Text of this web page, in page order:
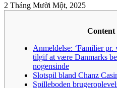
2 Tháng Mười Một, 2025
Content
Anmeldelse: ‘Familier pr.
tilgif at være Danmarks
nogensinde
Slotspil bland Chanz
Spilleboden